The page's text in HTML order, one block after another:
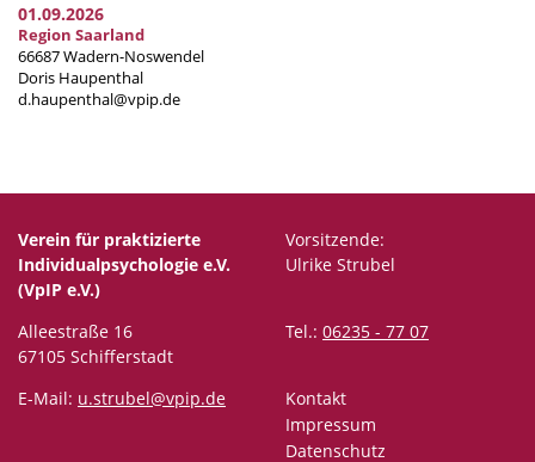
01.09.2026
Region Saarland
66687 Wadern-Noswendel
Doris Haupenthal
d.haupenthal@vpip.de
Verein für praktizierte
Individualpsychologie e.V.
(VpIP e.V.)
Vorsitzende:
Ulrike Strubel
Alleestraße 16
67105 Schifferstadt
Tel.: 06235 - 77 07
E-Mail: u.strubel@vpip.de
Kontakt
Impressum
Datenschutz